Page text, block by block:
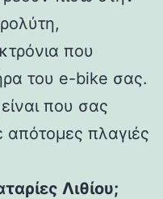
που
του e-bike σας.
που σας
απότομες πλαγιές
Λιθίου;